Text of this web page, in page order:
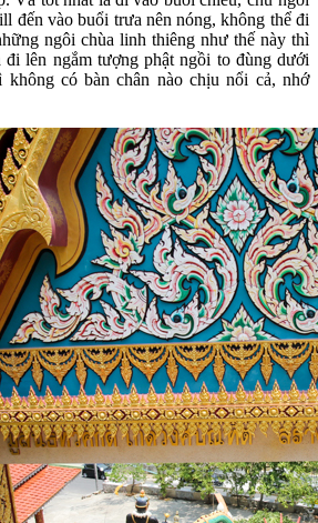
đến vào buổi trưa nên nóng, không thể đi
ngôi chùa linh thiêng như thế này thì
đi lên ngắm tượng phật ngồi to đùng dưới
không có bàn chân nào chịu nổi cả, nhớ